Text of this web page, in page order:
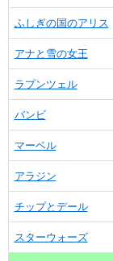
ふしぎの国のアリス
アナと雪の女王
ラプンツェル
バンビ
マーベル
アラジン
チップとデール
スターウォーズ